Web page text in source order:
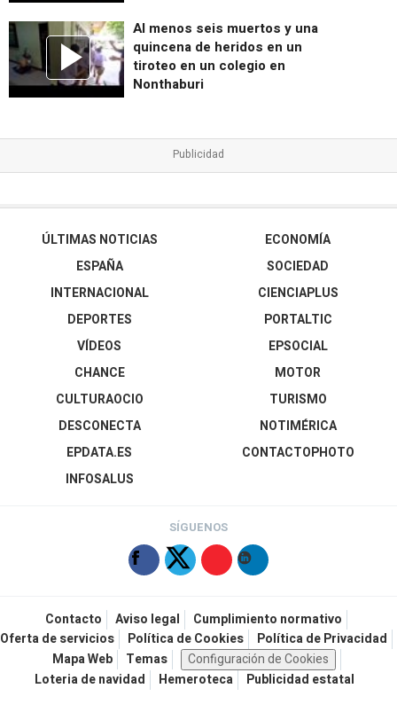
Al menos seis muertos y una
quincena de heridos en un
tiroteo en un colegio en
Nonthaburi
ÚLTIMAS NOTICIAS
ESPAÑA
INTERNACIONAL
DEPORTES
VÍDEOS
ECONOMÍA
SOCIEDAD
CIENCIAPLUS
PORTALTIC
EPSOCIAL
CHANCE
CULTURAOCIO
DESCONECTA
EPDATA.ES
INFOSALUS
MOTOR
TURISMO
NOTIMÉRICA
CONTACTOPHOTO
SÍGUENOS
Contacto Aviso legal
Cumplimiento normativo
Oferta de servicios
Política de Cookies
Política de Privacidad
Mapa Web
Temas
Configuración de Cookies
Loteria de navidad
Hemeroteca Publicidad estatal